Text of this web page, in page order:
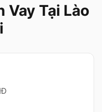
Vay Tại Lào